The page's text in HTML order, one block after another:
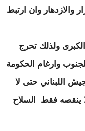
والازدهار وان ارتبط
ولذلك تحرج
وارغام الحكومة
اللبناني حتى لا
ينقصه فقط السلاح